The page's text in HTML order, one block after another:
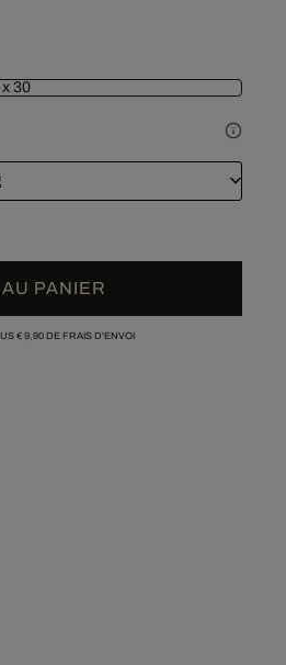
30
PANIER
€ 9,90DE FRAIS D'ENVOI